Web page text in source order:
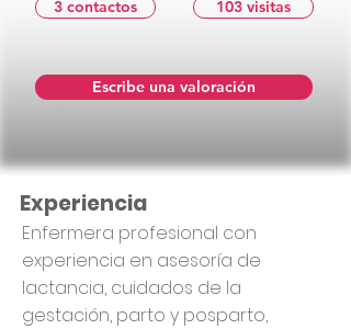
Escribe una valoración
3 contactos 103 visitas
Enfermera profesional con
experiencia en asesoría de
lactancia, cuidados de la
gestación, parto y posparto,
Experiencia